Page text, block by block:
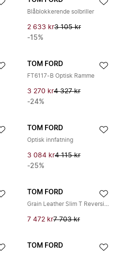
Blåblokkerende solbriller
2 633 kr3 105 kr
-15%
TOM FORD
FT6117-B Optisk Ramme
3 270 kr4 327 kr
-24%
TOM FORD
Optisk innfatning
3 084 kr4 115 kr
-25%
TOM FORD
Grain Leather Slim T Reversible Belt
7 472 kr7 703 kr
TOM FORD